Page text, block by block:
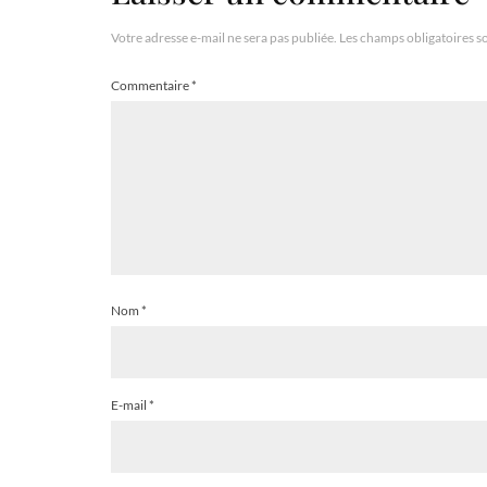
Votre adresse e-mail ne sera pas publiée. Les champs obligatoires
Commentaire*
Nom *
E-mail *